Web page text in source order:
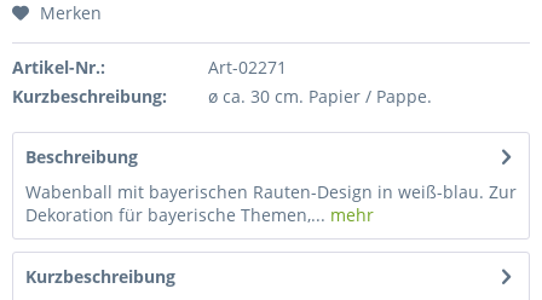
Merken
Artikel-Nr.:
Art-02271
Kurzbeschreibung:
ø ca. 30 cm. Papier / Pappe.
Beschreibung
Wabenball mit bayerischen Rauten-Design in weiß-blau. Zur
Dekoration für bayerische Themen,... mehr
Kurzbeschreibung